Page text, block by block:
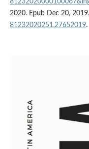
2020. Epub Dec 20, 2019.
81232020251.27652019.